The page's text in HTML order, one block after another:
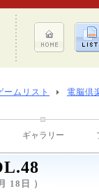
ームリスト 電脳倶
ギャラリー
18日 ）